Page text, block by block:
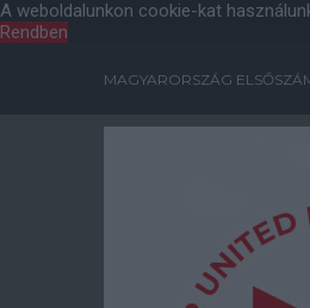
A weboldalunkon cookie-kat
Rendben
MAGYARORSZÁG